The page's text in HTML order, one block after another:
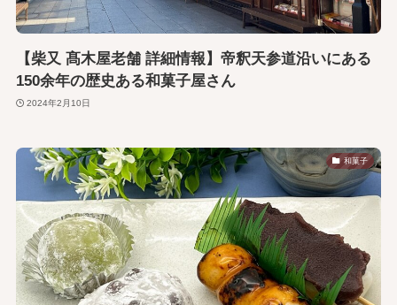
【柴又 髙木屋老舗 詳細情報】帝釈天参道沿いにある
150余年の歴史ある和菓子屋さん
2024年2月10日
和菓子